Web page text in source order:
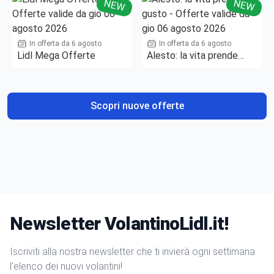
NEW
In offerta da 6 agosto
Lidl Mega Offerte
NEW
In offerta da 6 agosto
Alesto: la vita prende
Scopri nuove offerte
Newsletter VolantinoLidl.it!
Iscriviti alla nostra newsletter che ti invierà ogni settimana
l'elenco dei nuovi volantini!